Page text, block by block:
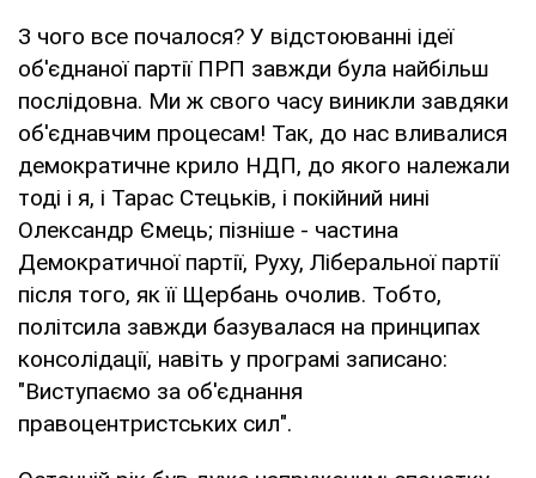
З чого все почалося? У відстоюванні ідеї
об'єднаної партії ПРП завжди була найбільш
послідовна. Ми ж свого часу виникли завдяки
об'єднавчим процесам! Так, до нас вливалися
демократичне крило НДП, до якого належали
тоді і я, і Тарас Стецьків, і покійний нині
Олександр Ємець; пізніше - частина
Демократичної партії, Руху, Ліберальної партії
після того, як її Щербань очолив. Тобто,
політсила завжди базувалася на принципах
консолідації, навіть у програмі записано:
"Виступаємо за об'єднання
правоцентристських сил".